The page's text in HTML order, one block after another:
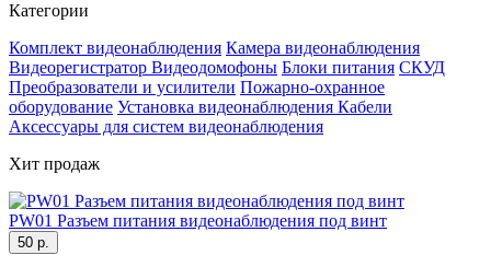
Категории
Комплект видеонаблюдения Камера видеонаблюдения
Видеорегистратор Видеодомофоны Блоки питания СКУД
Преобразователи и усилители Пожарно-охранное
оборудование Установка видеонаблюдения Кабели
Аксессуары для систем видеонаблюдения
Хит продаж
PW01 Разъем питания видеонаблюдения под винт
50 р.